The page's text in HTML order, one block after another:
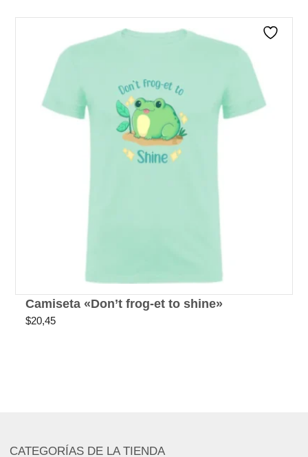
Camiseta «Don’t frog-et to shine»
$20,45
CATEGORÍAS DE LA TIENDA